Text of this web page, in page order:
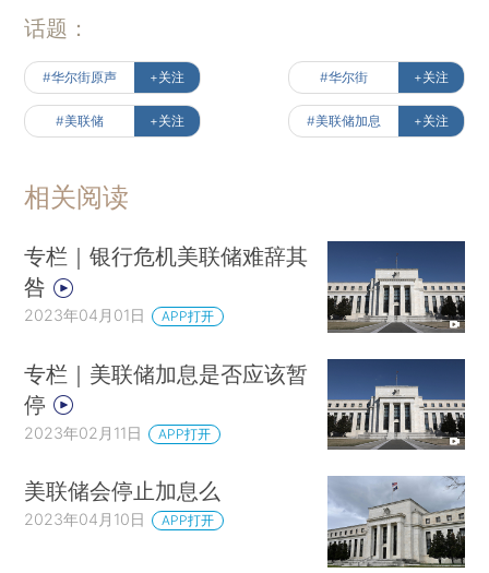
话题：
#华尔街原声 +关注 #华尔街 +关注
#美联储 +关注 #美联储加息 +关注
相关阅读
专栏｜银行危机美联储难辞其
咎
2023年04月01日 APP打开
专栏｜美联储加息是否应该暂
停
2023年02月11日 APP打开
美联储会停止加息么
2023年04月10日 APP打开